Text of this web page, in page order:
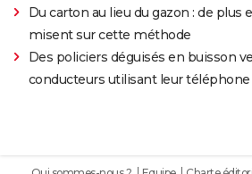
Du carton au lieu du gazon : de plus
misent sur cette méthode
Des policiers déguisés en buisson
conducteurs utilisant leur téléphone